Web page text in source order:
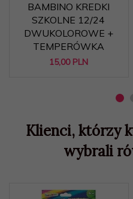
BAMBINO KREDKI
SZKOLNE 12/24
DWUKOLOROWE +
TEMPERÓWKA
15,00 PLN
Klienci, którzy
wybrali